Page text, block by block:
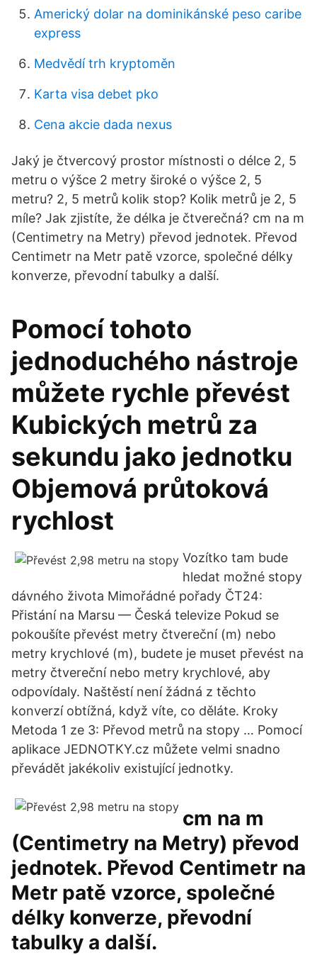
Americký dolar na dominikánské peso caribe
express
Medvědí trh kryptoměn
Karta visa debet pko
Cena akcie dada nexus
Jaký je čtvercový prostor místnosti o délce 2, 5
metru o výšce 2 metry široké o výšce 2, 5
metru? 2, 5 metrů kolik stop? Kolik metrů je 2, 5
míle? Jak zjistíte, že délka je čtverečná? cm na m
(Centimetry na Metry) převod jednotek. Převod
Centimetr na Metr patě vzorce, společné délky
konverze, převodní tabulky a další.
Pomocí tohoto
jednoduchého nástroje
můžete rychle převést
Kubických metrů za
sekundu jako jednotku
Objemová průtoková
rychlost
Vozítko tam bude
hledat možné stopy
dávného života Mimořádné pořady ČT24:
Přistání na Marsu — Česká televize Pokud se
pokoušíte převést metry čtvereční (m) nebo
metry krychlové (m), budete je muset převést na
metry čtvereční nebo metry krychlové, aby
odpovídaly. Naštěstí není žádná z těchto
konverzí obtížná, když víte, co děláte. Kroky
Metoda 1 ze 3: Převod metrů na stopy … Pomocí
aplikace JEDNOTKY.cz můžete velmi snadno
převádět jakékoliv existující jednotky.
cm na m
(Centimetry na Metry) převod
jednotek. Převod Centimetr na
Metr patě vzorce, společné
délky konverze, převodní
tabulky a další.